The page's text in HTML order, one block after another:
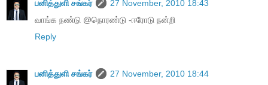
பனித்துளி சங்கர்
27 November, 2010 18:43
வாங்க நண்டு @நொரண்டு -ஈரோடு நன்றி
Reply
பனித்துளி சங்கர்
27 November, 2010 18:44